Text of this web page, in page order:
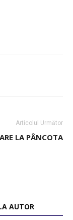
Articolul Următor
LA PÂNCOTA
AUTOR